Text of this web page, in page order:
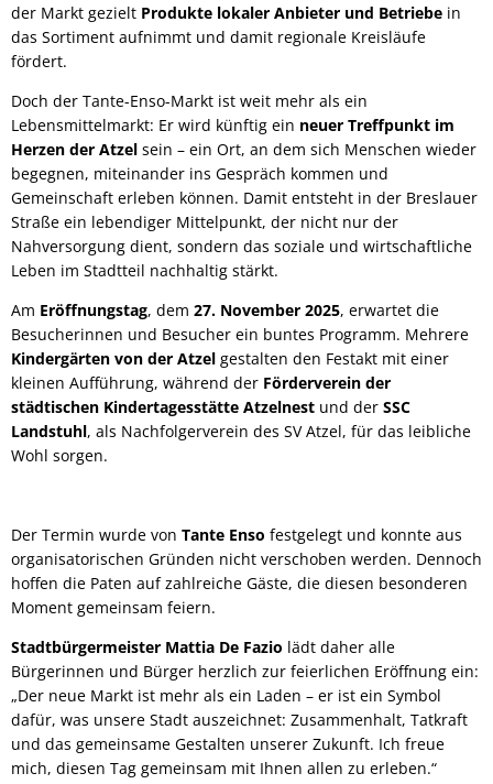
der Markt gezielt Produkte lokaler Anbieter und Betriebe in
das Sortiment aufnimmt und damit regionale Kreisläufe
fördert.
Doch der Tante-Enso-Markt ist weit mehr als ein
Lebensmittelmarkt: Er wird künftig ein neuer Treffpunkt im
Herzen der Atzel sein – ein Ort, an dem sich Menschen wieder
begegnen, miteinander ins Gespräch kommen und
Gemeinschaft erleben können. Damit entsteht in der Breslauer
Straße ein lebendiger Mittelpunkt, der nicht nur der
Nahversorgung dient, sondern das soziale und wirtschaftliche
Leben im Stadtteil nachhaltig stärkt.
Am Eröffnungstag, dem 27. November 2025, erwartet die
Besucherinnen und Besucher ein buntes Programm. Mehrere
Kindergärten von der Atzel gestalten den Festakt mit einer
kleinen Aufführung, während der Förderverein der
städtischen Kindertagesstätte Atzelnest und der SSC
Landstuhl, als Nachfolgerverein des SV Atzel, für das leibliche
Wohl sorgen.
Der Termin wurde von Tante Enso festgelegt und konnte aus
organisatorischen Gründen nicht verschoben werden. Dennoch
hoffen die Paten auf zahlreiche Gäste, die diesen besonderen
Moment gemeinsam feiern.
Stadtbürgermeister Mattia De Fazio lädt daher alle
Bürgerinnen und Bürger herzlich zur feierlichen Eröffnung ein:
„Der neue Markt ist mehr als ein Laden – er ist ein Symbol
dafür, was unsere Stadt auszeichnet: Zusammenhalt, Tatkraft
und das gemeinsame Gestalten unserer Zukunft. Ich freue
mich, diesen Tag gemeinsam mit Ihnen allen zu erleben.“